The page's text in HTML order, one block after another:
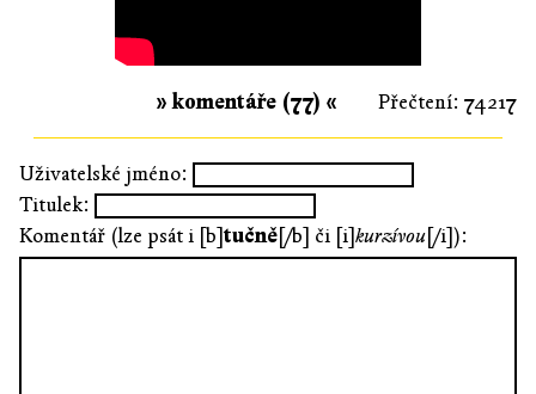
Přečtení: 74217
» komentáře (77) «
Uživatelské jméno:
Titulek:
Komentář (lze psát i [b]tučně[/b] či [i]kurzívou[/i]):